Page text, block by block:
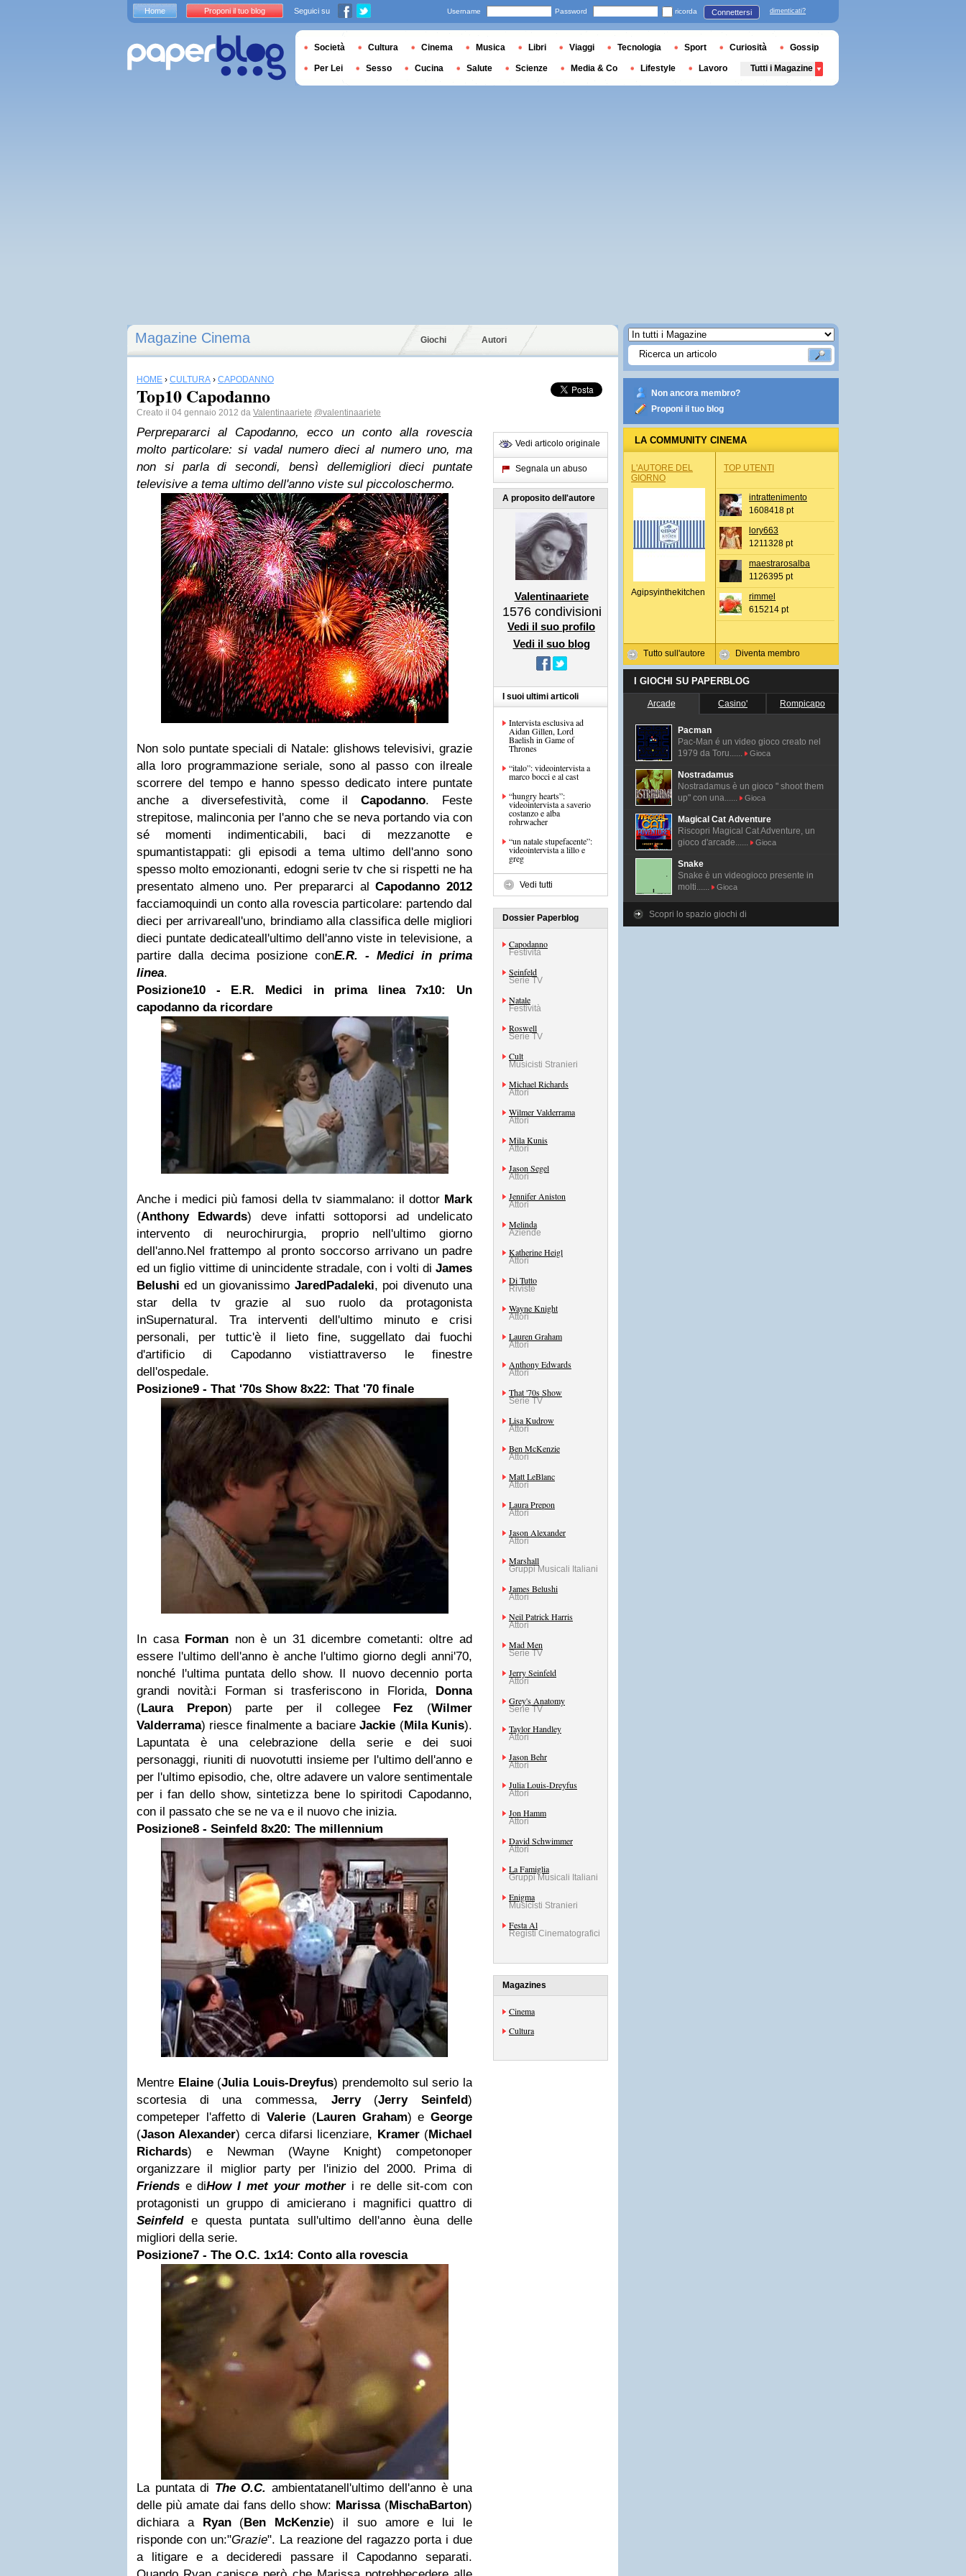
Magazine Cinema Giochi Autori
HOME › CULTURA › CAPODANNO
Top10 Capodanno
Creato il 04 gennaio 2012 da Valentinaariete @valentinaariete
Perprepararci al Capodanno, ecco un conto alla rovescia
molto particolare: si vadal numero dieci al numero uno, ma
non si parla di secondi, bensì dellemigliori dieci puntate
televisive a tema ultimo dell'anno viste sul piccoloschermo.
Non solo puntate speciali di Natale: glishows televisivi, grazie
alla loro programmazione seriale, sono al passo con ilreale
scorrere del tempo e hanno spesso dedicato intere puntate
anche a diversefestività, come il Capodanno. Feste
strepitose, malinconia per l'anno che se neva portando via con
sé momenti indimenticabili, baci di mezzanotte e
spumantistappati: gli episodi a tema ultimo dell'anno sono
spesso molto emozionanti, edogni serie tv che si rispetti ne ha
presentato almeno uno. Per prepararci alCapodanno 2012
facciamoquindi un conto alla rovescia particolare: partendo dal
dieci per arrivareall'uno, brindiamo alla classifica delle migliori
dieci puntate dedicateall'ultimo dell'anno viste in televisione, a
partire dalla decima posizione conE.R. - Medici in prima
linea.
Posizione10 - E.R. Medici in prima linea 7x10: Un
capodanno da ricordare
Anche i medici più famosi della tv siammalano: il dottor Mark
(Anthony Edwards) deve infatti sottoporsi ad undelicato
intervento di neurochirurgia, proprio nell'ultimo giorno
dell'anno.Nel frattempo al pronto soccorso arrivano un padre
ed un figlio vittime di unincidente stradale, con i volti di James
Belushi ed un giovanissimo JaredPadaleki, poi divenuto una
star della tv grazie al suo ruolo da protagonista
inSupernatural. Tra interventi dell'ultimo minuto e crisi
personali, per tuttic'è il lieto fine, suggellato dai fuochi
d'artificio di Capodanno vistiattraverso le finestre
dell'ospedale.
Posizione9 - That '70s Show8x22: That '70 finale
In casa Forman non è un 31 dicembre cometanti: oltre ad
essere l'ultimo dell'anno è anche l'ultimo giorno degli anni'70,
nonché l'ultima puntata dello show. Il nuovo decennio porta
grandi novità:i Forman si trasferiscono in Florida, Donna
(Laura Prepon) parte per il collegee Fez (Wilmer
Valderrama) riesce finalmente a baciareJackie (Mila Kunis).
Lapuntata è una celebrazione della serie e dei suoi
personaggi, riuniti di nuovotutti insieme per l'ultimo dell'anno e
per l'ultimo episodio, che, oltre adavere un valore sentimentale
per i fan dello show, sintetizza bene lo spiritodi Capodanno,
con il passato che se ne va e il nuovo che inizia.
Posizione8 - Seinfeld 8x20: The millennium
Mentre Elaine (Julia Louis-Dreyfus) prendemolto sul serio la
scortesia di una commessa, Jerry(Jerry Seinfeld)
competeper l'affetto diValerie (Lauren Graham) eGeorge
(Jason Alexander) cerca difarsi licenziare, Kramer(Michael
Richards) e Newman (Wayne Knight) competonoper
organizzare il miglior party per l'inizio del 2000. Prima di
Friends e diHow I met your motheri re delle sit-com con
protagonisti un gruppo di amicierano i magnifici quattro di
Seinfelde questa puntata sull'ultimo dell'anno èuna delle
migliori della serie.
Posizione7 - The O.C. 1x14: Conto alla rovescia
La puntata di The O.C. ambientatanell'ultimo dell'anno è una
delle più amate dai fans dello show: Marissa(MischaBarton)
dichiara a Ryan(Ben McKenzie) il suo amore e lui le
risponde con un:"Grazie". La reazione del ragazzo porta i due
a litigare e a decideredi passare il Capodanno separati.
Vedi articolo originale
Segnala un abuso
A proposito dell'autore
Valentinaariete
1576 condivisioni
Vedi il suo profilo
Vedi il suo blog
I suoi ultimi articoli
Intervista esclusiva ad
Aidan Gillen, Lord
Baelish in Game of
Thrones
“italo”: videointervista a
marco bocci e al cast
“hungry hearts”:
videointervista a saverio
costanzo e alba
rohrwacher
“un natale stupefacente”:
videointervista a lillo e
greg
Vedi tutti
Dossier Paperblog
Capodanno
Festività
Seinfeld
Serie TV
Natale
Festività
Roswell
Serie TV
Cult
Musicisti Stranieri
Michael Richards
Attori
Wilmer Valderrama
Attori
Mila Kunis
Attori
Jason Segel
Attori
Jennifer Aniston
Attori
Melinda
Aziende
Katherine Heigl
Attori
Di Tutto
Riviste
Wayne Knight
Attori
Lauren Graham
Attori
Anthony Edwards
Attori
That '70s Show
Serie TV
Lisa Kudrow
Attori
Ben McKenzie
Attori
Matt LeBlanc
Attori
Laura Prepon
Attori
Jason Alexander
Attori
Marshall
Gruppi Musicali Italiani
James Belushi
Attori
Neil Patrick Harris
Attori
Mad Men
Serie TV
Jerry Seinfeld
Attori
Grey's Anatomy
Serie TV
Taylor Handley
Attori
Jason Behr
Attori
Julia Louis-Dreyfus
Attori
Jon Hamm
Attori
David Schwimmer
Attori
La Famiglia
Gruppi Musicali Italiani
Enigma
Musicisti Stranieri
Festa Al
Registi Cinematografici
Magazines
Cinema
Cultura
Non ancora membro?
Proponi il tuo blog
LA COMMUNITY CINEMA
L'AUTORE DEL
GIORNO
Agipsyinthekitchen
Tutto sull'autore
TOP UTENTI
intrattenimento
1608418 pt
lory663
1211328 pt
maestrarosalba
1126395 pt
rimmel
615214 pt
Diventa membro
I GIOCHI SU PAPERBLOG
Arcade Casino' Rompicapo
Pacman
Pac-Man é un video gioco creato nel
1979 da Toru......
Gioca
Nostradamus
Nostradamus è un gioco " shoot them
up" con una......
Gioca
Magical Cat Adventure
Riscopri Magical Cat Adventure, un
gioco d'arcade......
Gioca
Snake
Snake è un videogioco presente in
molti......
Gioca
Scopri lo spazio giochi di
Home Proponi il tuo blog Seguici su Username Password ricorda Connettersi dimenticati?
Società Cultura Cinema Musica Libri Viaggi Tecnologia Sport Curiosità Gossip
Per Lei Sesso Cucina Salute Scienze Media & Co Lifestyle Lavoro Tutti i Magazine